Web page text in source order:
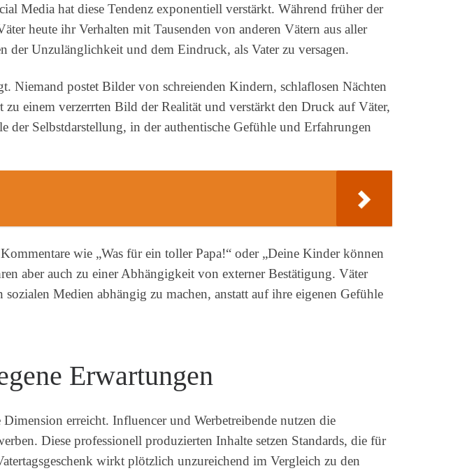
Media hat diese Tendenz exponentiell verstärkt. Während früher der
heute ihr Verhalten mit Tausenden von anderen Vätern aus aller
der Unzulänglichkeit und dem Eindruck, als Vater zu versagen.
Niemand postet Bilder von schreienden Kindern, schlaflosen Nächten
einem verzerrten Bild der Realität und verstärkt den Druck auf Väter,
der Selbstdarstellung, in der authentische Gefühle und Erfahrungen
wie „Was für ein toller Papa!“ oder „Deine Kinder können
aber auch zu einer Abhängigkeit von externer Bestätigung. Väter
Medien abhängig zu machen, anstatt auf ihre eigenen Gefühle
Erwartungen
erreicht. Influencer und Werbetreibende nutzen die
Diese professionell produzierten Inhalte setzen Standards, die für
wirkt plötzlich unzureichend im Vergleich zu den